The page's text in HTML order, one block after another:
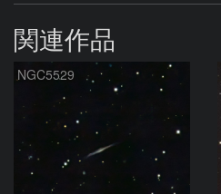
関連作品
NGC5529